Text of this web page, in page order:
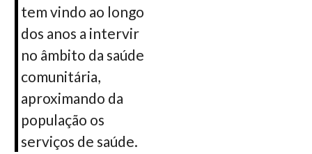
tem vindo ao longo
dos anos a intervir
no âmbito da saúde
comunitária,
aproximando da
população os
serviços de saúde.